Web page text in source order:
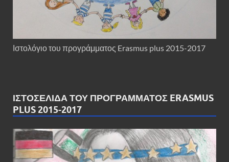
Ιστολόγιο του προγράμματος Erasmus plus 2015-2017
ΙΣΤΟΣΕΛΊΔΑ ΤΟΥ ΠΡΟΓΡΆΜΜΑΤΟΣ ERASMUS
PLUS 2015-2017